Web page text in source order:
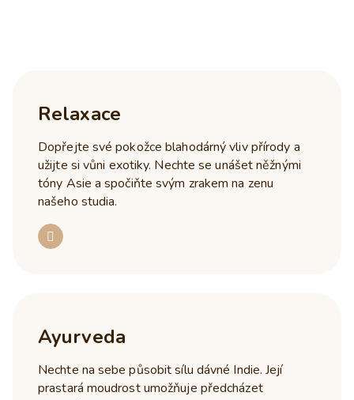
Relaxace
Dopřejte své pokožce blahodárný vliv přírody a
užijte si vůni exotiky. Nechte se unášet něžnými
tóny Asie a spočiňte svým zrakem na zenu
našeho studia.
Ayurveda
Nechte na sebe působit sílu dávné Indie. Její
prastará moudrost umožňuje předcházet